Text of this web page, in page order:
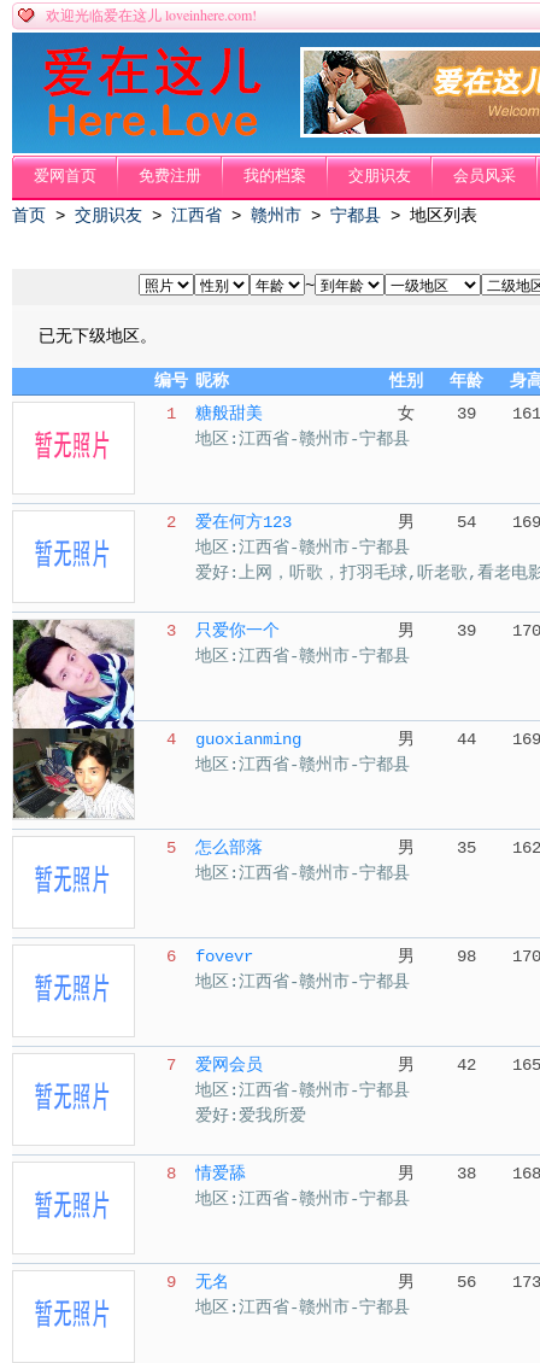
欢迎光临爱在这儿 loveinhere.com!
爱网首页 免费注册 我的档案 交朋识友 会员风采
首页 > 交朋识友 > 江西省 > 赣州市 > 宁都县 > 地区列表
~
已无下级地区。
编号 昵称 性别 年龄
身
1
糖般甜美 女 39
161
地区:江西省-赣州市-宁都县
2 爱在何方123 男 54
169
地区:江西省-赣州市-宁都县
爱好:上网，听歌，打羽毛球,听老歌,看老电
3 只爱你一个 男 39
170
地区:江西省-赣州市-宁都县
4 guoxianming 男 44
169
地区:江西省-赣州市-宁都县
5 怎么部落 男 35
162
地区:江西省-赣州市-宁都县
6 fovevr 男 98
170
地区:江西省-赣州市-宁都县
7 爱网会员 男 42
165
地区:江西省-赣州市-宁都县
爱好:爱我所爱
8 情爱舔 男 38
168
地区:江西省-赣州市-宁都县
9 无名 男 56
173
地区:江西省-赣州市-宁都县